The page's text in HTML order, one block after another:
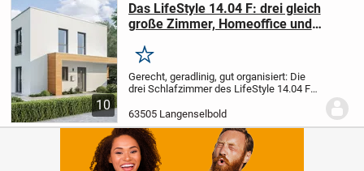
10
Das LifeStyle 14.04 F: drei gleich
große Zimmer, Homeoffice und
Merken
Gerecht, geradlinig, gut organisiert: Die
drei Schlafzimmer des LifeStyle 14.04 F
ergänzt um eine Galerie mit Ankleide von
fast 13 Quadratmetern und ein Bad mit...
63505 Langenselbold